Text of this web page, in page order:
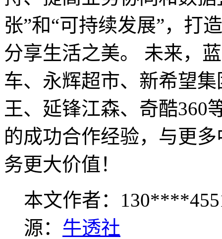
张”和“可持续发展”，打
分享生活之美。 未来，
车、永辉超市、新希望
王、延锋江森、奇酷360
的成功合作经验，与更
务更大价值！
本文作者：
源： 牛透社